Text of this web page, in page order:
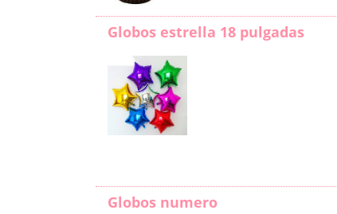
Globos estrella 18 pulgadas
Globos numero